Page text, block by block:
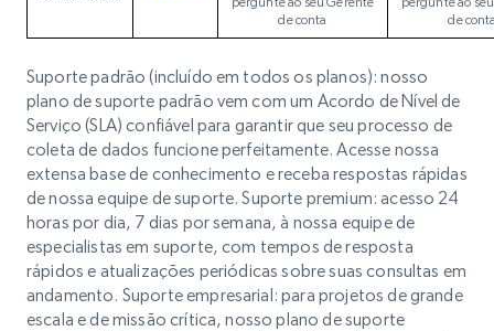
de conta
de
Suporte padrão (incluído em todos os planos): nosso
plano de suporte padrão vem com um Acordo de Nível de
Serviço (SLA) confiável para garantir que seu processo de
coleta de dados funcione perfeitamente. Acesse nossa
extensa base de conhecimento e receba respostas rápidas
de nossa equipe de suporte. Suporte premium: acesso 24
horas por dia, 7 dias por semana, à nossa equipe de
especialistas em suporte, com tempos de resposta
rápidos e atualizações periódicas sobre suas consultas em
andamento. Suporte empresarial: para projetos de grande
escala e de missão crítica, nosso plano de suporte